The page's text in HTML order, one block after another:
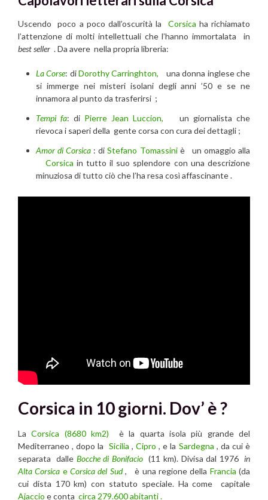
Uscendo poco a poco dall’oscurità la Corsica ha richiamato
l’attenzione di molti intellettuali che l’hanno immortalata in
best seller . Da avere nella propria libreria:
La Corse: diDorothy Carringhton,
una donna inglese che
si immerge nei misteri isolani degli anni ’50 e se ne
innamora al punto da trasferirsi ;
Tempi fa: di Pierre Jean Luccion, un giornalista che
rievoca i saperi della gente corsa con cura dei dettagli ;
Amor di Corsica : diStefano Tomassiniè un omaggio alla
Corsica in tutto il suo splendore con una descrizione
minuziosa di tutto ciò che l’ha resa così affascinante .
Corsica in 10 giorni. Dov’ è ?
LaCorsica (8680 km2)
è la quarta isola più grande del
Mediterraneo , dopo la Sicilia , Cipro , e la Sardegna , da cui è
separata dalle Bocche diBonifacio (11 km). Divisa dal 1976 in
Alta Corsica eCorsica del Sud, è una regione della Francia (da
cui dista 170 km) con statuto speciale. Ha come capitale
Ajaccio e conta circa 279.600 abitanti .